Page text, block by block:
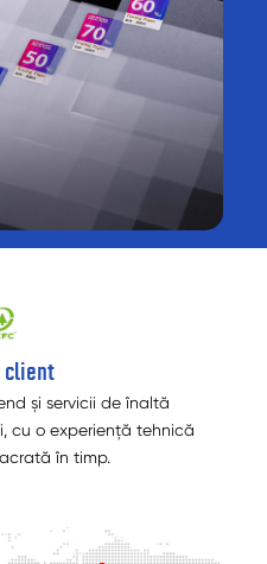
client
și servicii de înaltă
cu o experiență tehnică
în timp.